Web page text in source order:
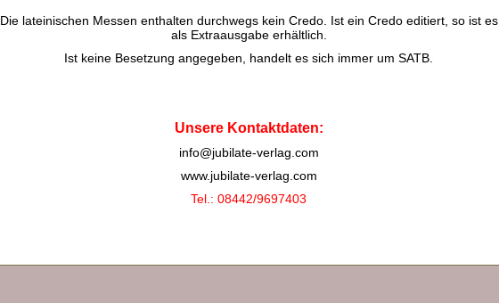
Die lateinischen Messen enthalten durchwegs kein Credo. Ist ein Credo editiert, so ist es
als Extraausgabe erhältlich.
Ist keine Besetzung angegeben, handelt es sich immer um SATB.
Unsere Kontaktdaten:
info@jubilate-verlag.com
www.jubilate-verlag.com
Tel.: 08442/9697403